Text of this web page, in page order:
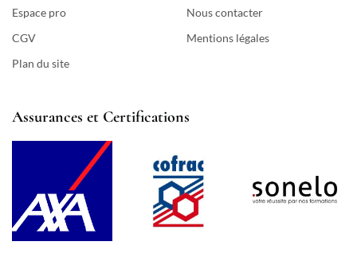
Espace pro
CGV
Plan du site
Nous contacter
Mentions légales
Assurances et Certifications